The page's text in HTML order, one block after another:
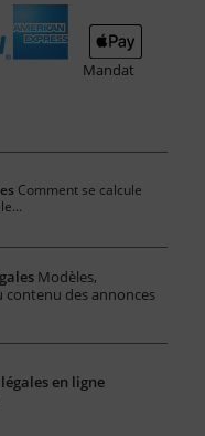
Mandat
Comment se calcule
Modèles,
contenu des annonces
en ligne